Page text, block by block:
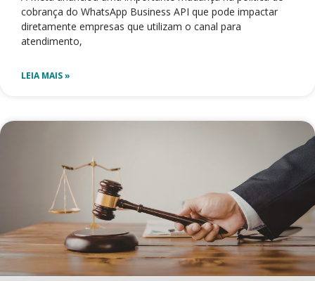
cobrança do WhatsApp Business API que pode impactar
diretamente empresas que utilizam o canal para
atendimento,
LEIA MAIS »